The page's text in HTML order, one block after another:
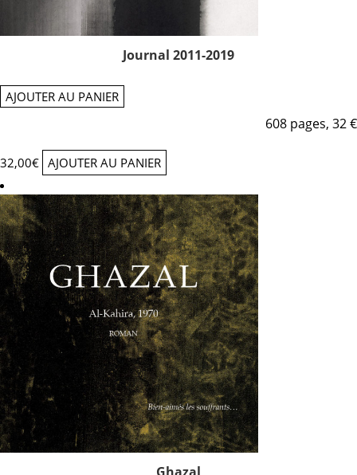
Journal 2011-2019
AJOUTER AU PANIER
608 pages, 32 €
32,00€ AJOUTER AU PANIER